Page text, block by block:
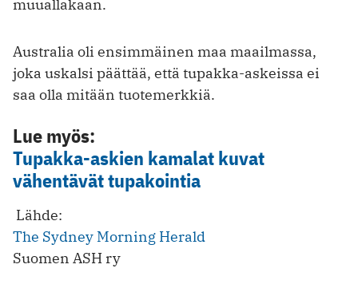
muuallakaan.
Australia oli ensimmäinen maa maailmassa,
joka uskalsi päättää, että tupakka-askeissa ei
saa olla mitään tuotemerkkiä.
Lue myös:
Tupakka-askien kamalat kuvat
vähentävät tupakointia
Lähde:
The Sydney Morning Herald
Suomen ASH ry